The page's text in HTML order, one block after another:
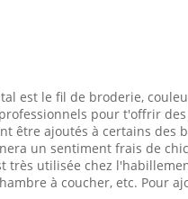
est le fil de broderie,
pour t'offrir
être ajoutés à certains
un sentiment frais de
utilisée chez
à coucher, etc. Pour